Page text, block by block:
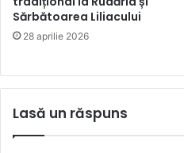
Sărbătoarea Liliacului
28 aprilie 2026
Lasă un răspuns